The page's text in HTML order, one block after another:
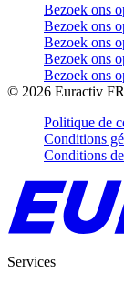
Bezoek ons
Bezoek ons
Bezoek ons
Bezoek ons
Bezoek ons
© 2026 Euractiv FR
Politique de
Conditions
Conditions
Services